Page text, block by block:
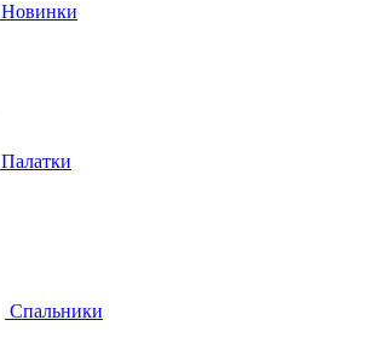
Новинки
Палатки
Спальники